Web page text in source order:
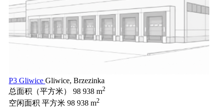
P3 Gliwice Gliwice, Brzezinka
总面积（平方米）
98 938 m2
空闲面积 平方米 98 938 m2